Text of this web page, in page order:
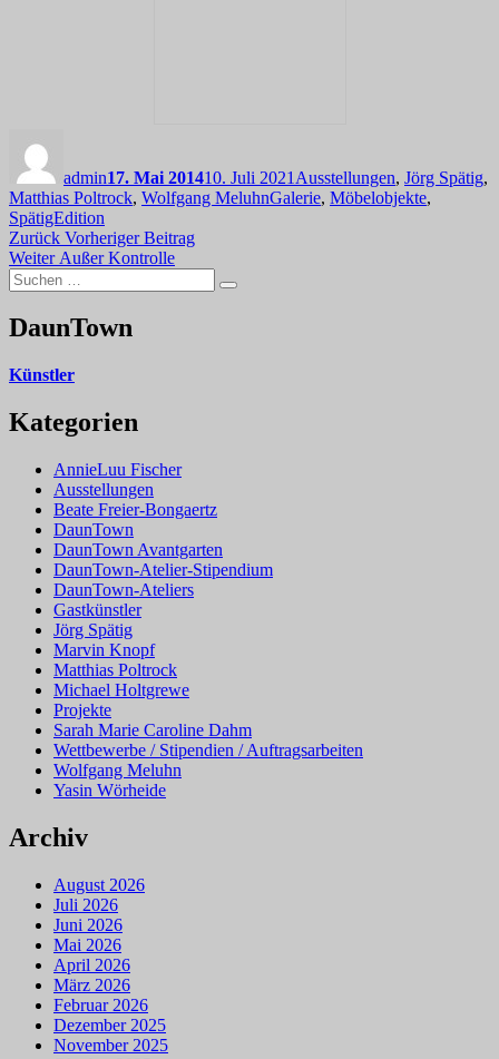
admin17. Mai 201410. Juli 2021 Ausstellungen, Jörg Spätig,
Matthias Poltrock, Wolfgang MeluhnSchlagwörter
Galerie, Möbelobjekte,
SpätigEdition
Beitragsnavigation
Zurück Vorheriger
Beitrag:
Vorheriger Beitrag
Weiter Nächster
Beitrag:
Außer Kontrolle
Suchen
nach:
Suchen
DaunTown
Künstler
Kategorien
AnnieLuu Fischer
Ausstellungen
Beate Freier-Bongaertz
DaunTown
DaunTown Avantgarten
DaunTown-Atelier-Stipendium
DaunTown-Ateliers
Gastkünstler
Jörg Spätig
Marvin Knopf
Matthias Poltrock
Michael Holtgrewe
Projekte
Sarah Marie Caroline Dahm
Wettbewerbe / Stipendien / Auftragsarbeiten
Wolfgang Meluhn
Yasin Wörheide
Archiv
August 2026
Juli 2026
Juni 2026
Mai 2026
April 2026
März 2026
Februar 2026
Dezember 2025
November 2025